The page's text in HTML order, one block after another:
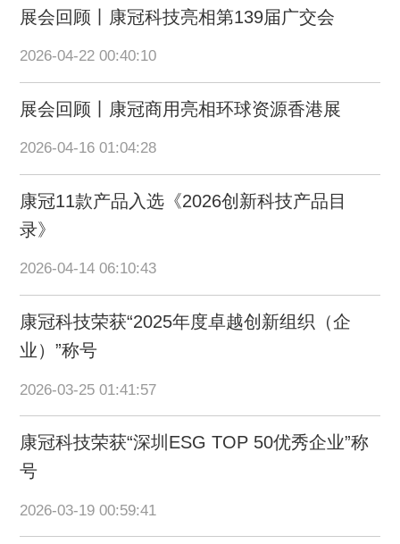
展会回顾丨康冠科技亮相第139届广交会
2026-04-22 00:40:10
展会回顾丨康冠商用亮相环球资源香港展
2026-04-16 01:04:28
康冠11款产品入选《2026创新科技产品目
录》
2026-04-14 06:10:43
康冠科技荣获“2025年度卓越创新组织（企
业）”称号
2026-03-25 01:41:57
康冠科技荣获“深圳ESG TOP 50优秀企业”称
号
2026-03-19 00:59:41